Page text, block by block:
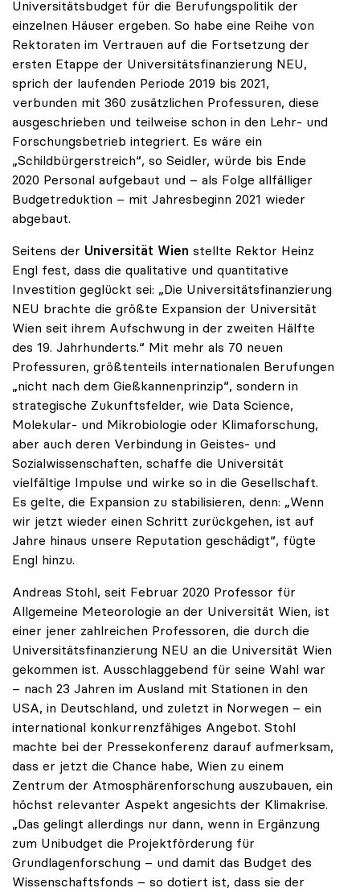
Universitätsbudget für die Berufungspolitik der
einzelnen Häuser ergeben. So habe eine Reihe von
Rektoraten im Vertrauen auf die Fortsetzung der
ersten Etappe der Universitätsfinanzierung NEU,
sprich der laufenden Periode 2019 bis 2021,
verbunden mit 360 zusätzlichen Professuren, diese
ausgeschrieben und teilweise schon in den Lehr- und
Forschungsbetrieb integriert. Es wäre ein
„Schildbürgerstreich“, so Seidler, würde bis Ende
2020 Personal aufgebaut und – als Folge allfälliger
Budgetreduktion – mit Jahresbeginn 2021 wieder
abgebaut.
Seitens der Universität Wien stellte Rektor Heinz
Engl fest, dass die qualitative und quantitative
Investition geglückt sei: „Die Universitätsfinanzierung
NEU brachte die größte Expansion der Universität
Wien seit ihrem Aufschwung in der zweiten Hälfte
des 19. Jahrhunderts.“ Mit mehr als 70 neuen
Professuren, größtenteils internationalen Berufungen
„nicht nach dem Gießkannenprinzip“, sondern in
strategische Zukunftsfelder, wie Data Science,
Molekular- und Mikrobiologie oder Klimaforschung,
aber auch deren Verbindung in Geistes- und
Sozialwissenschaften, schaffe die Universität
vielfältige Impulse und wirke so in die Gesellschaft.
Es gelte, die Expansion zu stabilisieren, denn: „Wenn
wir jetzt wieder einen Schritt zurückgehen, ist auf
Jahre hinaus unsere Reputation geschädigt“, fügte
Engl hinzu.
Andreas Stohl, seit Februar 2020 Professor für
Allgemeine Meteorologie an der Universität Wien, ist
einer jener zahlreichen Professoren, die durch die
Universitätsfinanzierung NEU an die Universität Wien
gekommen ist. Ausschlaggebend für seine Wahl war
– nach 23 Jahren im Ausland mit Stationen in den
USA, in Deutschland, und zuletzt in Norwegen – ein
international konkurrenzfähiges Angebot. Stohl
machte bei der Pressekonferenz darauf aufmerksam,
dass er jetzt die Chance habe, Wien zu einem
Zentrum der Atmosphärenforschung auszubauen, ein
höchst relevanter Aspekt angesichts der Klimakrise.
„Das gelingt allerdings nur dann, wenn in Ergänzung
zum Unibudget die Projektförderung für
Grundlagenforschung – und damit das Budget des
Wissenschaftsfonds – so dotiert ist, dass sie der